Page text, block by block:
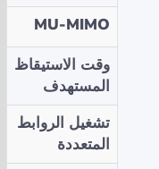
MU-MIMO
وقت الاستيقاظ
المستهدف
تشغيل الروابط
المتعددة